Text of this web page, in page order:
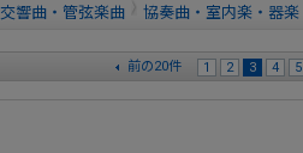
交響曲・管弦楽曲 協奏曲・室内楽・器楽
前の20件 1 2 3 4 5